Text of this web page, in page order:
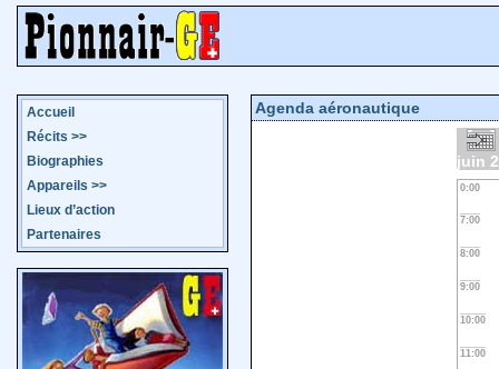
Accueil
Récits >>
Biographies
Appareils >>
Lieux d’action
Partenaires
Agenda aéronautique
juin
0:00
7:00
8:00
9:00
10:00
11:00